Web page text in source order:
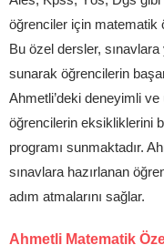
öğrenciler için matematik
Bu özel dersler,
sunarak öğrencilerin
Ahmetli’deki deneyimli
öğrencilerin eksikliklerini
programı sunmaktadır.
sınavlara hazırlanan
adım atmalarını sağlar.
Ahmetli Matematik